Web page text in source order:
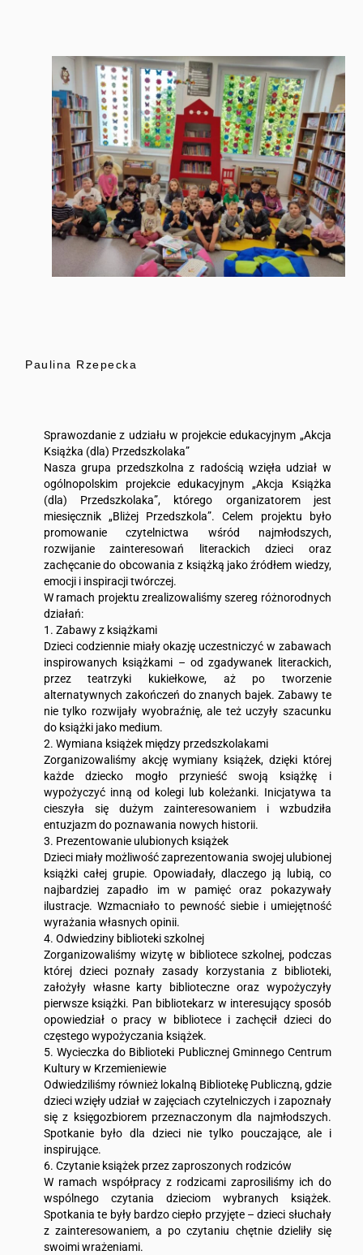
Paulina Rzepecka
Sprawozdanie z udziału w projekcie edukacyjnym „Akcja
Książka (dla) Przedszkolaka”
Nasza grupa przedszkolna z radością wzięła udział w
ogólnopolskim projekcie edukacyjnym „Akcja Książka
(dla) Przedszkolaka”, którego organizatorem jest
miesięcznik „Bliżej Przedszkola”. Celem projektu było
promowanie czytelnictwa wśród najmłodszych,
rozwijanie zainteresowań literackich dzieci oraz
zachęcanie do obcowania z książką jako źródłem wiedzy,
emocji i inspiracji twórczej.
W ramach projektu zrealizowaliśmy szereg różnorodnych
działań:
1. Zabawy z książkami
Dzieci codziennie miały okazję uczestniczyć w zabawach
inspirowanych książkami – od zgadywanek literackich,
przez teatrzyki kukiełkowe, aż po tworzenie
alternatywnych zakończeń do znanych bajek. Zabawy te
nie tylko rozwijały wyobraźnię, ale też uczyły szacunku
do książki jako medium.
2. Wymiana książek między przedszkolakami
Zorganizowaliśmy akcję wymiany książek, dzięki której
każde dziecko mogło przynieść swoją książkę i
wypożyczyć inną od kolegi lub koleżanki. Inicjatywa ta
cieszyła się dużym zainteresowaniem i wzbudziła
entuzjazm do poznawania nowych historii.
3. Prezentowanie ulubionych książek
Dzieci miały możliwość zaprezentowania swojej ulubionej
książki całej grupie. Opowiadały, dlaczego ją lubią, co
najbardziej zapadło im w pamięć oraz pokazywały
ilustracje. Wzmacniało to pewność siebie i umiejętność
wyrażania własnych opinii.
4. Odwiedziny biblioteki szkolnej
Zorganizowaliśmy wizytę w bibliotece szkolnej, podczas
której dzieci poznały zasady korzystania z biblioteki,
założyły własne karty biblioteczne oraz wypożyczyły
pierwsze książki. Pan bibliotekarz w interesujący sposób
opowiedział o pracy w bibliotece i zachęcił dzieci do
częstego wypożyczania książek.
5. Wycieczka do Biblioteki Publicznej Gminnego Centrum
Kultury w Krzemieniewie
Odwiedziliśmy również lokalną Bibliotekę Publiczną, gdzie
dzieci wzięły udział w zajęciach czytelniczych i zapoznały
się z księgozbiorem przeznaczonym dla najmłodszych.
Spotkanie było dla dzieci nie tylko pouczające, ale i
inspirujące.
6. Czytanie książek przez zaproszonych rodziców
W ramach współpracy z rodzicami zaprosiliśmy ich do
wspólnego czytania dzieciom wybranych książek.
Spotkania te były bardzo ciepło przyjęte – dzieci słuchały
z zainteresowaniem, a po czytaniu chętnie dzieliły się
swoimi wrażeniami.